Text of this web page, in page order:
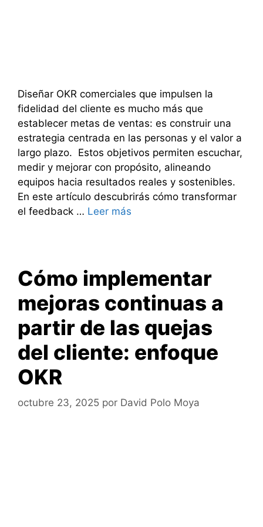
Diseñar OKR comerciales que impulsen la
fidelidad del cliente es mucho más que
establecer metas de ventas: es construir una
estrategia centrada en las personas y el valor a
largo plazo. Estos objetivos permiten escuchar,
medir y mejorar con propósito, alineando
equipos hacia resultados reales y sostenibles.
En este artículo descubrirás cómo transformar
el feedback … Leer más
Cómo implementar
mejoras continuas a
partir de las quejas
del cliente: enfoque
OKR
octubre 23, 2025 por David Polo Moya